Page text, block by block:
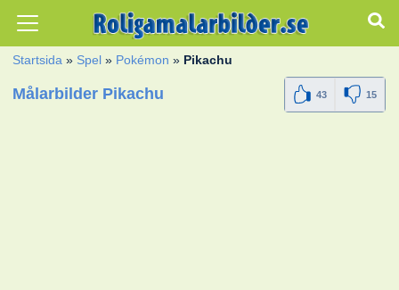
Startsida » Spel » Pokémon » Pikachu
Målarbilder Pikachu 43 15